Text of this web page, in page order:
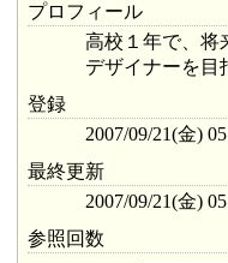
プロフィール
高校１年で、将
デザイナーを目
登録
2007/09/21(金)
最終更新
2007/09/21(金)
参照回数